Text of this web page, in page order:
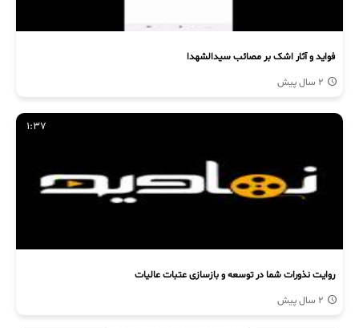
فواید و آثار اشک بر مصائب سیدالشهدا
1:37
روایت نذورات شما در توسعه و بازسازی عتبات عالیات